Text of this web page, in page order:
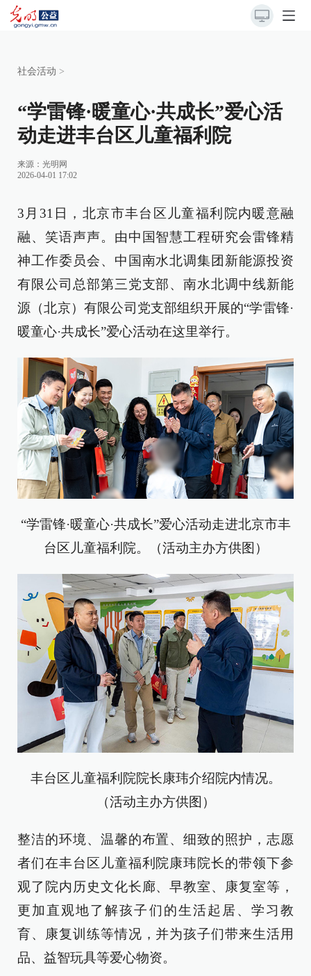
社会活动 >
“学雷锋·暖童心·共成长”爱心活
动走进丰台区儿童福利院
来源： 光明网
2026-04-01 17:02
3月31日，北京市丰台区儿童福利院内暖意融
融、笑语声声。由中国智慧工程研究会雷锋精
神工作委员会、中国南水北调集团新能源投资
有限公司总部第三党支部、南水北调中线新能
源（北京）有限公司党支部组织开展的“学雷锋·
暖童心·共成长”爱心活动在这里举行。
“学雷锋·暖童心·共成长”爱心活动走进北京市丰
台区儿童福利院。（活动主办方供图）
丰台区儿童福利院院长康玮介绍院内情况。
（活动主办方供图）
整洁的环境、温馨的布置、细致的照护，志愿
者们在丰台区儿童福利院康玮院长的带领下参
观了院内历史文化长廊、早教室、康复室等，
更加直观地了解孩子们的生活起居、学习教
育、康复训练等情况，并为孩子们带来生活用
品、益智玩具等爱心物资。